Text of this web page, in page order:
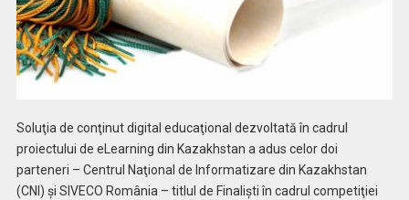
Soluţia de conţinut digital educaţional dezvoltată în cadrul
proiectului de eLearning din Kazakhstan a adus celor doi
parteneri – Centrul Naţional de Informatizare din Kazakhstan
(CNI) şi SIVECO România – titlul de Finalişti în cadrul competiţiei